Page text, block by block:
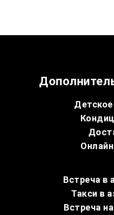
Встреча в
Такси в
Встреча